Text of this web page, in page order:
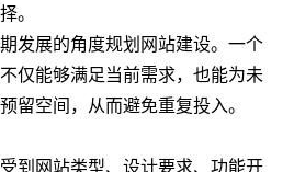
。
发展的角度规划网站建设。一个
仅能够满足当前需求，也能为未
留空间，从而避免重复投入。
到网站类型、设计要求、功能开